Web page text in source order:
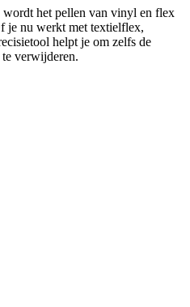
wordt het pellen van vinyl en flex
je nu werkt met textielflex,
helpt je om zelfs de
verwijderen.